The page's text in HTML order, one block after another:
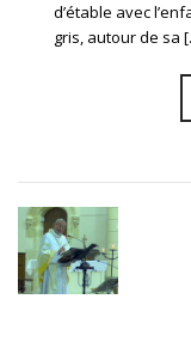
d’étable avec
gris, autour de sa